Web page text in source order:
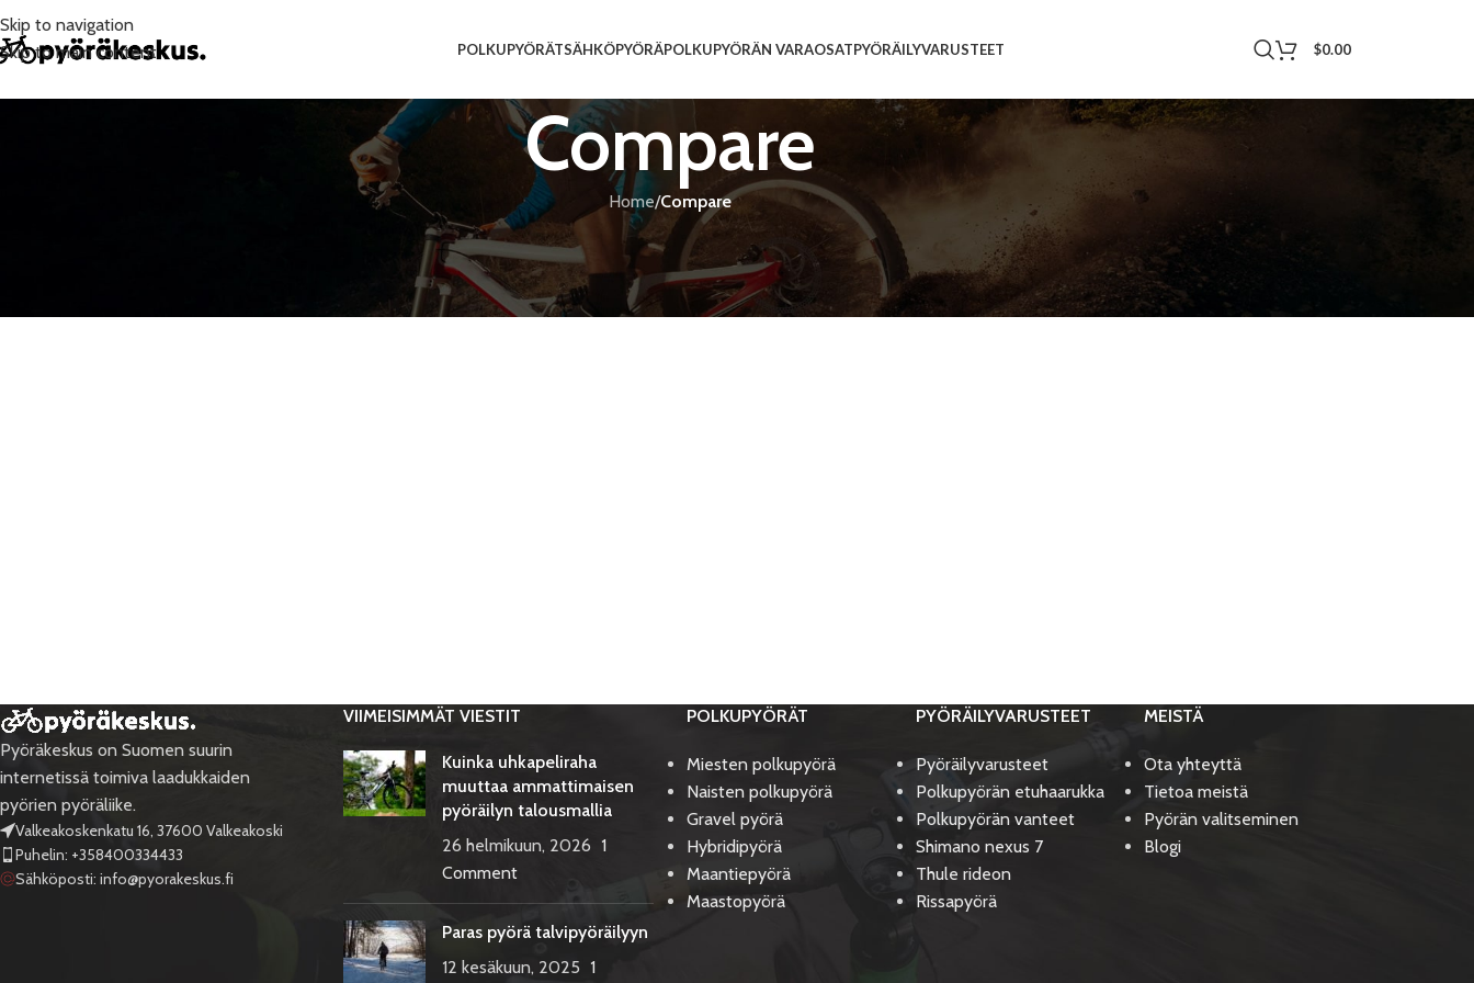
Skip to navigation
Skip to main content
POLKUPYÖRÄTSÄHKÖPYÖRÄPOLKUPYÖRÄN VARAOSATPYÖRÄILYVARUSTEET $0.00
Compare
Home/Compare
Pyöräkeskus on Suomen suurin
internetissä toimiva laadukkaiden
pyörien pyöräliike.
Valkeakoskenkatu 16, 37600 Valkeakoski
Puhelin: +358400334433
Sähköposti: info@pyorakeskus.fi
VIIMEISIMMÄT VIESTIT
Kuinka uhkapeliraha
muuttaa ammattimaisen
pyöräilyn talousmallia
26 helmikuun, 2026 1
Comment
Paras pyörä talvipyöräilyyn
12 kesäkuun, 2025 1
POLKUPYÖRÄT
Miesten polkupyörä
Naisten polkupyörä
Gravel pyörä
Hybridipyörä
Maantiepyörä
Maastopyörä
PYÖRÄILYVARUSTEET
Pyöräilyvarusteet
Polkupyörän etuhaarukka
Polkupyörän vanteet
Shimano nexus 7
Thule rideon
Rissapyörä
MEISTÄ
Ota yhteyttä
Tietoa meistä
Pyörän valitseminen
Blogi